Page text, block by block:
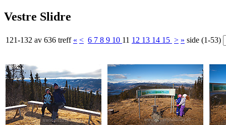
Vestre Slidre
121-132 av 636 treff « < 6 7 8 9 10 11 12 13 14 15 > » side (1-53)